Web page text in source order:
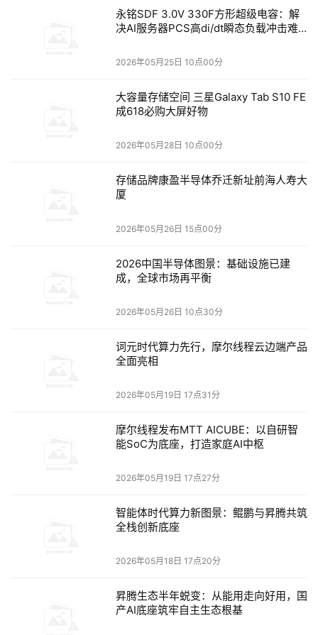
知识库对企业非常重要，火山引擎推出了支持RAG场景的云
火山引擎在大模型服务领域表现非常亮眼。根据IDC发布的
《中国公有云大模型服务市场格局分析，1Q25》报告，火
山引擎在2024年中国公有云大模型调用量市场中占据了
火山引擎不仅有火山方舟这种大模型服务平台，还有扣子
的企业专属AI应用创新平台。新推出的RAG镜像则是让普通
RAG镜像中不仅包含Embedding（嵌入式）模块，还有向
还提供了数据预处理服务，以及处理在线问答服务的模块和
前端页面，而且所有软件栈都经过了提前优化。
火山引擎的RAG镜像作为面向企业的服务，参考了OPEA的
构和模块化组件的方式，帮助企业构建可扩展的AI应用部署
很多云厂商也提供了RAG服务，这些服务对普通用户来说门
槛更低，但对于专业开发者而言，这些“黑盒”屏蔽了大量技
术细节。而火山引擎的RAG镜像作为开源方案，让开发者能
永铭SDF 3.0V 330F方形超级电容：解
决AI服务器PCS高di/dt瞬态负载冲击难
2026年05月25日 10点00分
大容量存储空间 三星Galaxy Tab S10 FE
成618必购大屏好物
2026年05月28日 10点00分
存储品牌康盈半导体乔迁新址前海人寿大
厦
2026年05月26日 15点00分
2026中国半导体图景：基础设施已建
成，全球市场再平衡
2026年05月26日 10点30分
词元时代算力先行，摩尔线程云边端产品
全面亮相
2026年05月19日 17点31分
摩尔线程发布MTT AICUBE：以自研智
能SoC为底座，打造家庭AI中枢
2026年05月19日 17点27分
智能体时代算力新图景：鲲鹏与昇腾共筑
全栈创新底座
2026年05月18日 17点20分
昇腾生态半年蜕变：从能用走向好用，国
产AI底座筑牢自主生态根基